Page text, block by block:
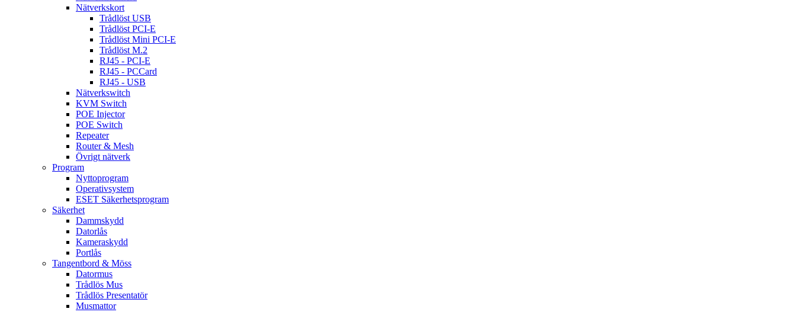
Nätverkskort
Trådlöst USB
Trådlöst PCI-E
Trådlöst Mini PCI-E
Trådlöst M.2
RJ45 - PCI-E
RJ45 - PCCard
RJ45 - USB
Nätverkswitch
KVM Switch
POE Injector
POE Switch
Repeater
Router & Mesh
Övrigt nätverk
Program
Nyttoprogram
Operativsystem
ESET Säkerhetsprogram
Säkerhet
Dammskydd
Datorlås
Kameraskydd
Portlås
Tangentbord & Möss
Datormus
Trådlös Mus
Trådlös Presentatör
Musmattor